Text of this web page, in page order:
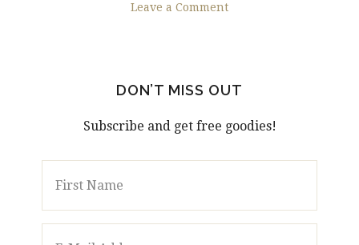
Leave a Comment
DON’T MISS OUT
Subscribe and get free goodies!